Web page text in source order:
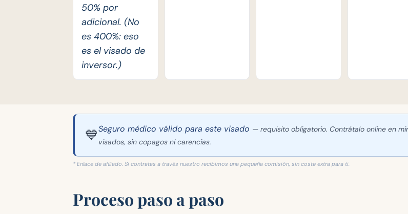
50% por
adicional. (No
es 400%: eso
es el visado de
inversor.)
💙Seguro médico válido para este visado — requisito obligatorio. Contrátalo online en
visados, sin copagos ni carencias.
* Enlace de afiliado. Si contratas a través nuestro recibimos una pequeña comisión, sin coste extra para ti.
Proceso paso a paso